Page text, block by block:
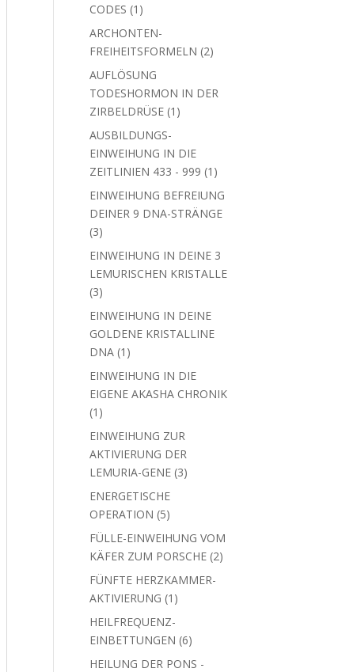
CODES 1 1
Produkt
ARCHONTEN-
FREIHEITSFORMELN 22
AUFLÖSUNG
TODESHORMON IN DER
ZIRBELDRÜSE 1 1
AUSBILDUNGS-
EINWEIHUNG IN DIE
ZEITLINIEN 433 - 999 1 1
Produkt
EINWEIHUNG BEFREIUNG
DEINER 9 DNA-STRÄNGE
33
Produkte
EINWEIHUNG IN DEINE 3
LEMURISCHEN KRISTALLE
33
Produkte
EINWEIHUNG IN DEINE
GOLDENE KRISTALLINE
DNA 1 1
Produkt
EINWEIHUNG IN DIE
EIGENE AKASHA CHRONIK
1 1
Produkt
EINWEIHUNG ZUR
AKTIVIERUNG DER
LEMURIA-GENE 33
ENERGETISCHE
OPERATION 55
Produkte
FÜLLE-EINWEIHUNG VOM
KÄFER ZUM PORSCHE 22
FÜNFTE HERZKAMMER-
AKTIVIERUNG 1 1
HEILFREQUENZ-
EINBETTUNGEN 66
Produkte
HEILUNG DER PONS -